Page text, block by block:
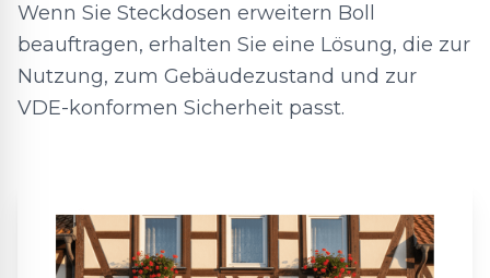
Wenn Sie Steckdosen erweitern Boll
beauftragen, erhalten Sie eine Lösung, die zur
Nutzung, zum Gebäudezustand und zur
VDE-konformen Sicherheit passt.